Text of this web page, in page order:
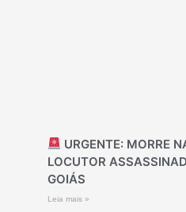
URGENTE: MORRE
LOCUTOR
GOIÁS
Leia mais »